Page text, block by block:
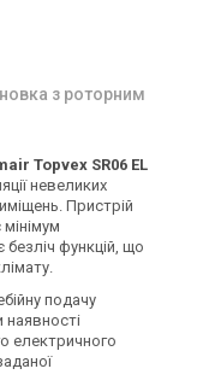
витяжна
Systemair Topvex
R-CAV
з роторним
Topvex SR06 EL
невеликих
Пристрій
безліч функцій, що
подачу
електричного